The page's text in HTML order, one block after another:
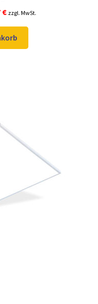
€Aktueller
Preis
ist:
79,97 €.
zzgl. MwSt.